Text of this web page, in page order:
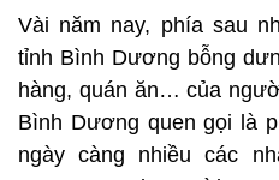
Vài năm nay, phía sau
tỉnh Bình Dương bỗng
hàng, quán ăn… của
Bình Dương quen gọi là
ngày càng nhiều các